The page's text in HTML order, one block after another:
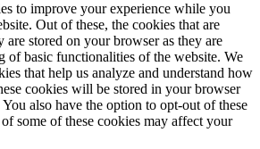
to improve your experience while you
Out of these, the cookies that are
are stored on your browser as they are
of basic functionalities of the website. We
that help us analyze and understand how
cookies will be stored in your browser
also have the option to opt-out of these
some of these cookies may affect your